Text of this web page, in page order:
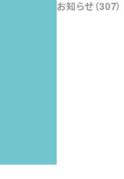
お知らせ（307）